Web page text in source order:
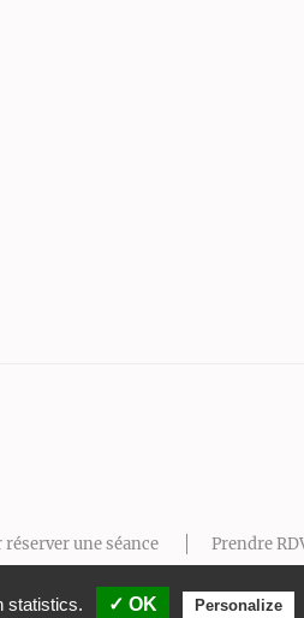
une séance Prendre
statistics. ✓ OK Personalize